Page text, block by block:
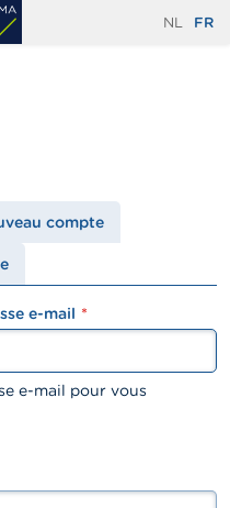
NL FR
compte
e-mail
e-mail pour vous